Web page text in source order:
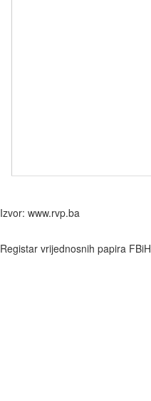
Izvor: www.rvp.ba
Registar vrijednosnih papira FBiH